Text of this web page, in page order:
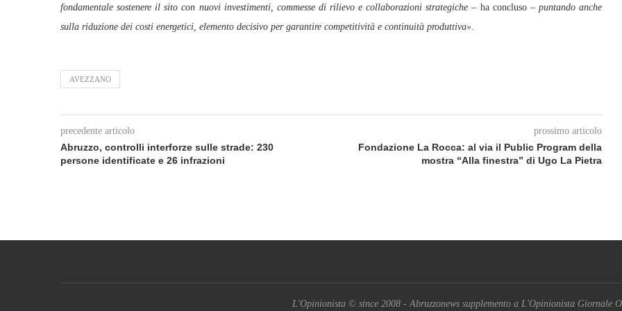
fondamentale sostenere il sito con nuovi investimenti, commesse di rilievo e collaborazioni strategiche – ha concluso –puntando anche
sulla riduzione dei costi energetici, elemento decisivo per garantire competitività e continuità produttiva».
AVEZZANO
precedente articolo
Abruzzo, controlli interforze sulle strade: 230
persone identificate e 26 infrazioni
prossimo articolo
Fondazione La Rocca: al via il Public Program della
mostra “Alla finestra” di Ugo La Pietra
L'Opinionista © since 2008 - Abruzzonews supplemento a L'Opinionista Giornale